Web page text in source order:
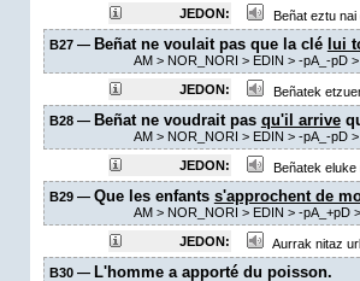
JEDON:
Beñat eztu
B27 — Beñat ne voulait pas que la clé lui
AM> NOR_NORI > EDIN > -pA_-pD>
JEDON:
Beñatek
B28 — Beñat ne voudrait pas qu'il arrive
AM> NOR_NORI > EDIN > -pA_-pD>
JEDON:
Beñatek eluke
B29 — Que les enfants s'approchent de
AM> NOR_NORI > EDIN > -pA_+pD>
JEDON:
Aurrak nitaz
B30 — L'homme a apporté du poisson.